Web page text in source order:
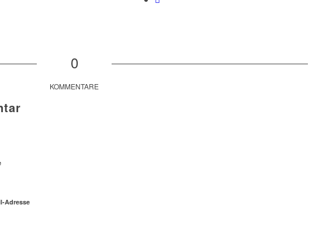
0
KOMMENTARE
Adresse